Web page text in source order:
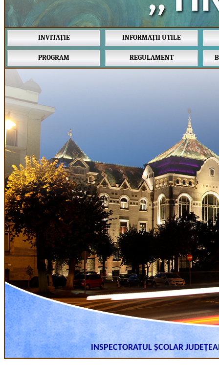
INVITAȚIE INFORMAȚII UTILE
PROGRAM REGULAMENT
INSPECTORATUL ȘCOLAR